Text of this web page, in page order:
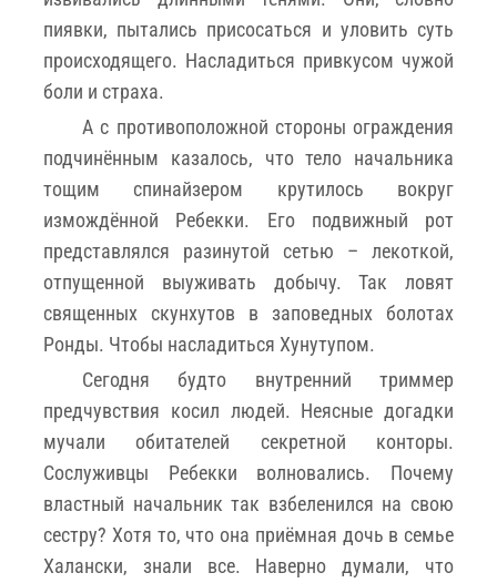
пиявки, пытались присосаться и уловить суть
происходящего. Насладиться привкусом чужой
боли и страха.
А с противоположной стороны ограждения
подчинённым казалось, что тело начальника
тощим спинайзером крутилось вокруг
измождённой Ребекки. Его подвижный рот
представлялся разинутой сетью – лекоткой,
отпущенной выуживать добычу. Так ловят
священных скунхутов в заповедных болотах
Ронды. Чтобы насладиться Хунутупом.
Сегодня будто внутренний триммер
предчувствия косил людей. Неясные догадки
мучали обитателей секретной конторы.
Сослуживцы Ребекки волновались. Почему
властный начальник так взбеленился на свою
сестру? Хотя то, что она приёмная дочь в семье
Халански, знали все. Наверно думали, что